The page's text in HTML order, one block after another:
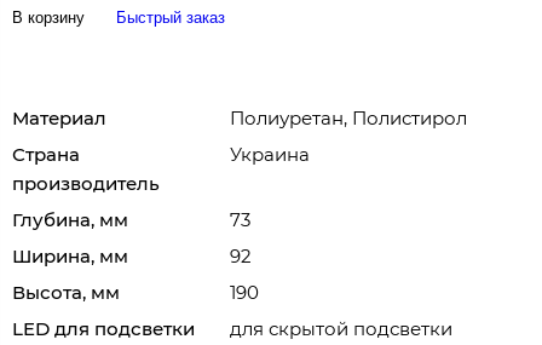
В корзину Быстрый заказ
Материал
Полиуретан, Полистирол
Страна
производитель
Украина
Глубина, мм
73
Ширина, мм
92
Высота, мм
190
LED для подсветки
для скрытой подсветки